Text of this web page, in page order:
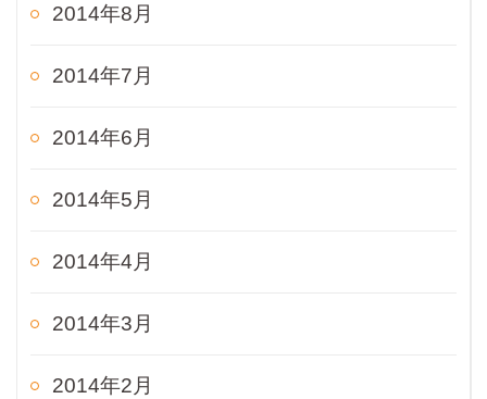
2014年8月
2014年7月
2014年6月
2014年5月
2014年4月
2014年3月
2014年2月